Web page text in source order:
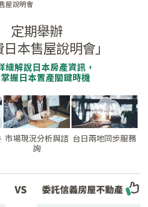
屋說明會
定期舉辦
日本售屋說明會」
細解說日本房產資訊，
握日本置產關鍵時機
市場現況分析與諮
詢
台日兩地同步服務